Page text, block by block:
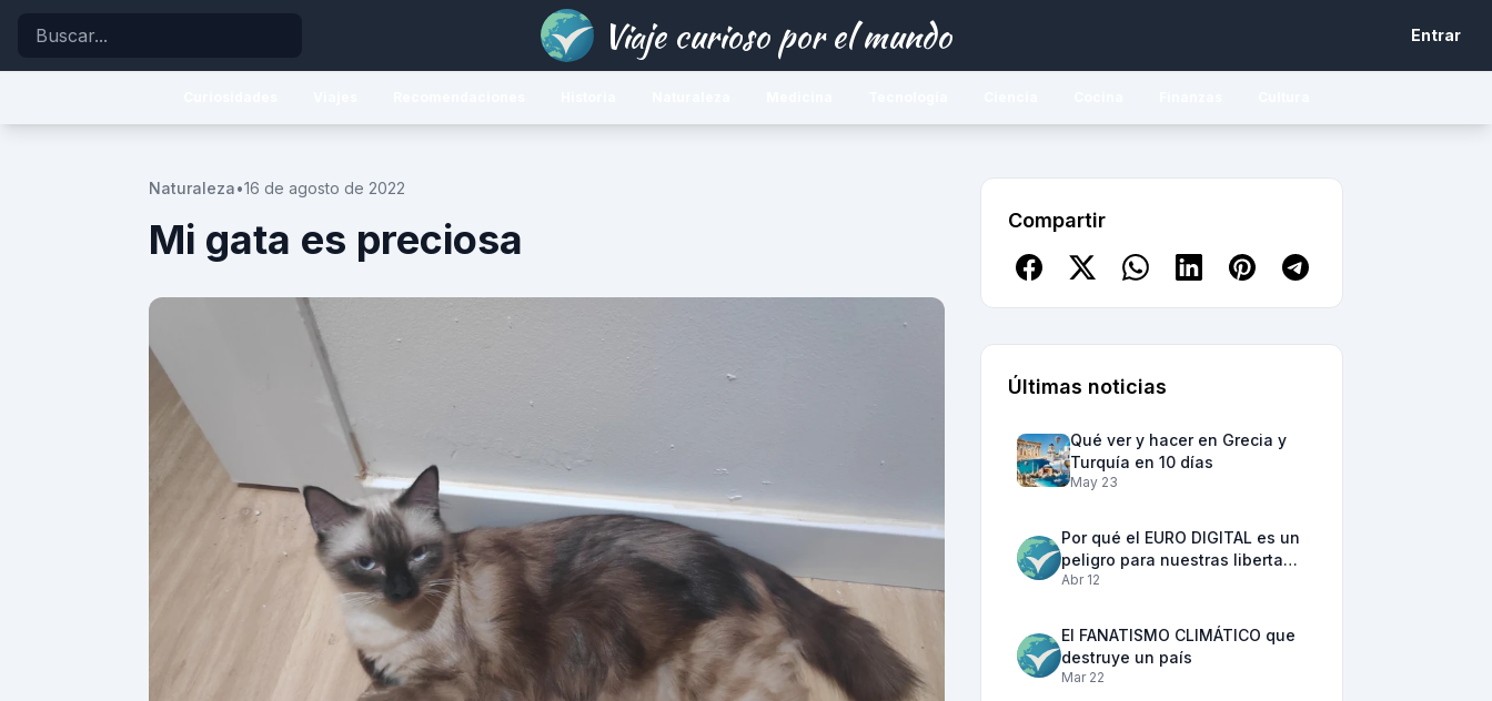
Buscar Viaje curioso por el mundo Entrar
Naturaleza•16 de agosto de 2022
Mi gata es preciosa Compartir
Últimas noticias
Qué ver y hacer en Grecia y
Turquía en 10 días
May 23
Por qué el EURO DIGITAL es un
peligro para nuestras liberta…
Abr 12
El FANATISMO CLIMÁTICO que
destruye un país
Mar 22